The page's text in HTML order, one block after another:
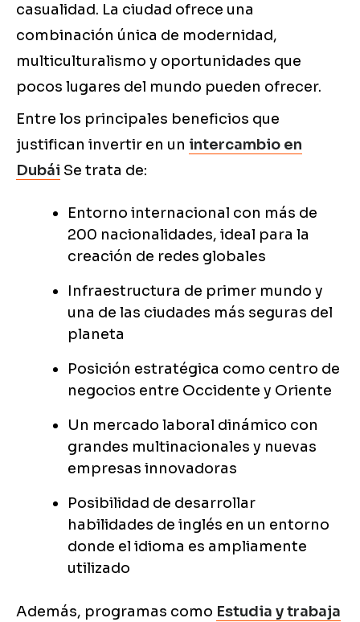
casualidad. La ciudad ofrece una
combinación única de modernidad,
multiculturalismo y oportunidades que
pocos lugares del mundo pueden ofrecer.
Entre los principales beneficios que
justifican invertir en un intercambio en
Dubái Se trata de:
Entorno internacional con más de
200 nacionalidades, ideal para la
creación de redes globales
Infraestructura de primer mundo y
una de las ciudades más seguras del
planeta
Posición estratégica como centro de
negocios entre Occidente y Oriente
Un mercado laboral dinámico con
grandes multinacionales y nuevas
empresas innovadoras
Posibilidad de desarrollar
habilidades de inglés en un entorno
donde el idioma es ampliamente
utilizado
Además, programas como Estudia y trabaja